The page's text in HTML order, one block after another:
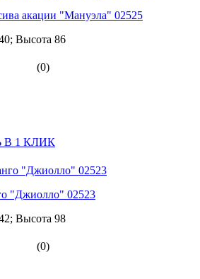
акации "Мануэла" 02525
Высота 86
(0)
В 1 КЛИК
"Джиолло" 02523
Высота 98
(0)